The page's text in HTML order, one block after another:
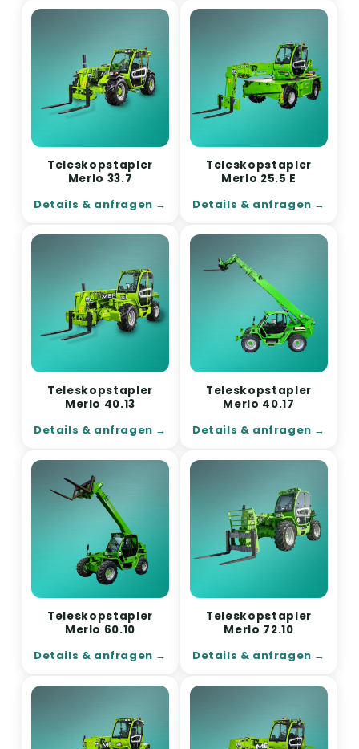
Teleskopstapler
Merlo 33.7
Details & anfragen
Teleskopstapler
Merlo 25.5 E
Details & anfragen
Teleskopstapler
Merlo 40.13
Details & anfragen
Teleskopstapler
Merlo 40.17
Details & anfragen
Teleskopstapler
Merlo 60.10
Details & anfragen
Teleskopstapler
Merlo 72.10
Details & anfragen